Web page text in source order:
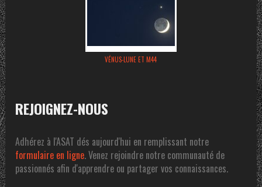
VÉNUS-LUNE ET M44
REJOIGNEZ-NOUS
Adhérez à l'ASAT dés aujourd'hui en remplissant notre
formulaire en ligne. Venez rejoindre notre communauté de
passionnés afin d'apprendre ou partager vos connaissances.